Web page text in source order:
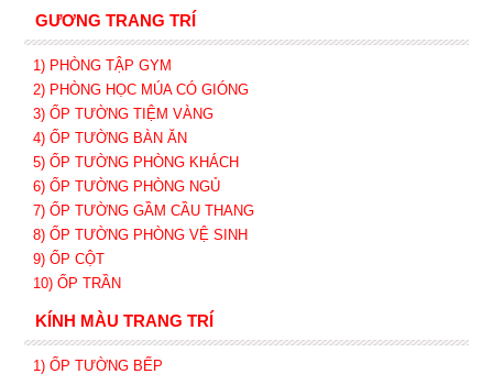
GƯƠNG TRANG TRÍ
1) PHÒNG TẬP GYM
2) PHÒNG HỌC MÚA CÓ GIÓNG
3) ỐP TƯỜNG TIỆM VÀNG
4) ỐP TƯỜNG BÀN ĂN
5) ỐP TƯỜNG PHÒNG KHÁCH
6) ỐP TƯỜNG PHÒNG NGỦ
7) ỐP TƯỜNG GẦM CẦU THANG
8) ỐP TƯỜNG PHÒNG VỆ SINH
9) ỐP CỘT
10) ỐP TRẦN
KÍNH MÀU TRANG TRÍ
1) ỐP TƯỜNG BẾP